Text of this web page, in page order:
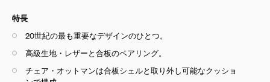
特長
20世紀の最も重要なデザインのひとつ。
高級生地・レザーと合板のペアリング。
チェア・オットマンは合板シェルと取り外し可能なクッショ